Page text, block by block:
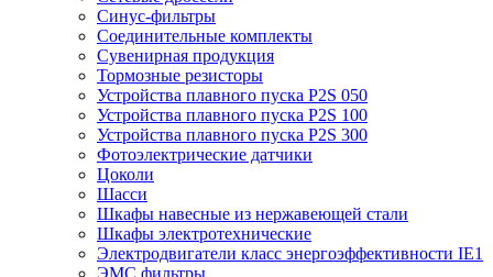
Синус-фильтры
Соединительные комплекты
Сувенирная продукция
Тормозные резисторы
Устройства плавного пуска P2S 050
Устройства плавного пуска P2S 100
Устройства плавного пуска P2S 300
Фотоэлектрические датчики
Цоколи
Шасси
Шкафы навесные из нержавеющей стали
Шкафы электротехнические
Электродвигатели класс энергоэффективности IE1
ЭМС фильтры